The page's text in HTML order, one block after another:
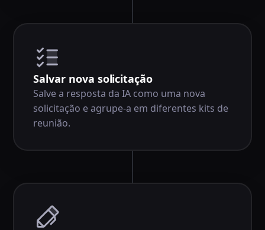
Salvar nova solicitação
Salve a resposta da IA como uma nova
solicitação e agrupe-a em diferentes kits de
reunião.